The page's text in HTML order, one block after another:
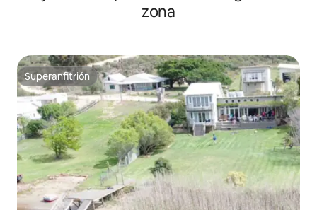
zona
Superanfitrión
Superanfitrión